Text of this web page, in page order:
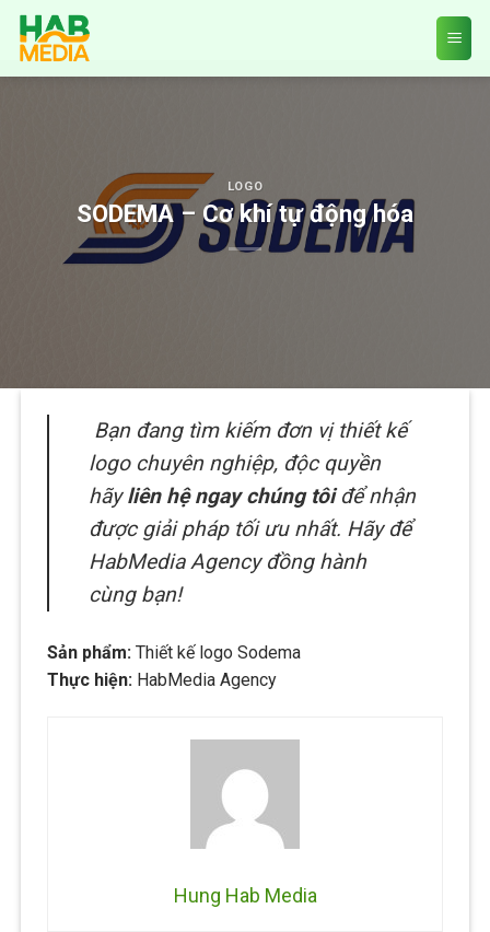
Skip
content
LOGO
SODEMA – Cơ khí tự động hóa
Bạn đang tìm kiếm đơn vị thiết kế
logo chuyên nghiệp, độc quyền
hãyliên hệ ngay chúng tôiđể nhận
được giải pháp tối ưu nhất. Hãy để
HabMedia Agencyđồng hành
cùng bạn!
Sản phẩm:Thiết kế logo Sodema
Thực hiện: HabMedia Agency
Hung Hab Media